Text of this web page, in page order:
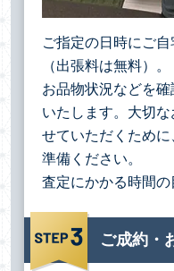
ご指定の日時にご
（出張料は無料）。
お品物状況などを
いたします。大切
せていただくため
準備ください。
査定にかかる時間の
ご成約・